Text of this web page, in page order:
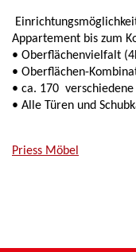
Appartement bis zum
• Oberflächenvielfalt
• Oberflächen-
• ca. 170 verschiedene
• Alle Türen und
Priess Möbel